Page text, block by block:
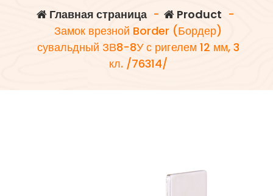
Главная страница - Product -
Замок врезной Border (Бордер)
сувальдный ЗВ8-8У с ригелем 12 мм, 3
кл. /76314/